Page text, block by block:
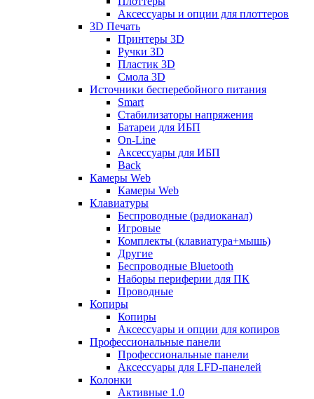
Аксессуары и опции для плоттеров
3D Печать
Принтеры 3D
Ручки 3D
Пластик 3D
Смола 3D
Источники бесперебойного питания
Smart
Стабилизаторы напряжения
Батареи для ИБП
On-Line
Аксессуары для ИБП
Back
Камеры Web
Камеры Web
Клавиатуры
Беспроводные (радиоканал)
Игровые
Комплекты (клавиатура+мышь)
Другие
Беспроводные Bluetooth
Наборы периферии для ПК
Проводные
Копиры
Копиры
Аксессуары и опции для копиров
Профессиональные панели
Профессиональные панели
Аксессуары для LFD-панелей
Колонки
Активные 1.0